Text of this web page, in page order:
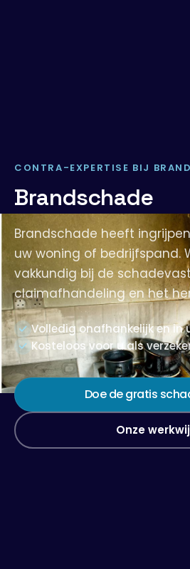
CONTRA-EXPERTISE BIJ
Brandschade
Brandschade heeft
uw woning of bedrijfspand.
vakkundig bij de
claimafhandeling en het
Volledig onafhankelijk en in
Kosteloos voor u als
Doe de gratis
Onze